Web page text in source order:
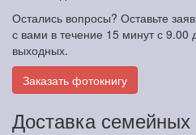
Остались вопросы? Оставьте
с вами в течение 15 минут с 9.00
выходных.
Заказать фотокнигу
Доставка семейных